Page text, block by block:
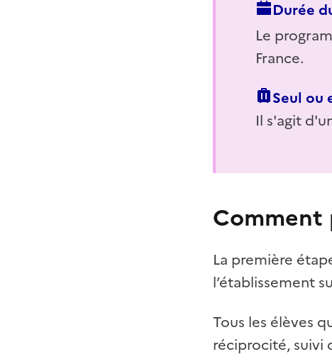
Durée
Le
France.
Seul ou
Il s'agit
La première
l’établissement
Tous les élèves
réciprocité, suivi